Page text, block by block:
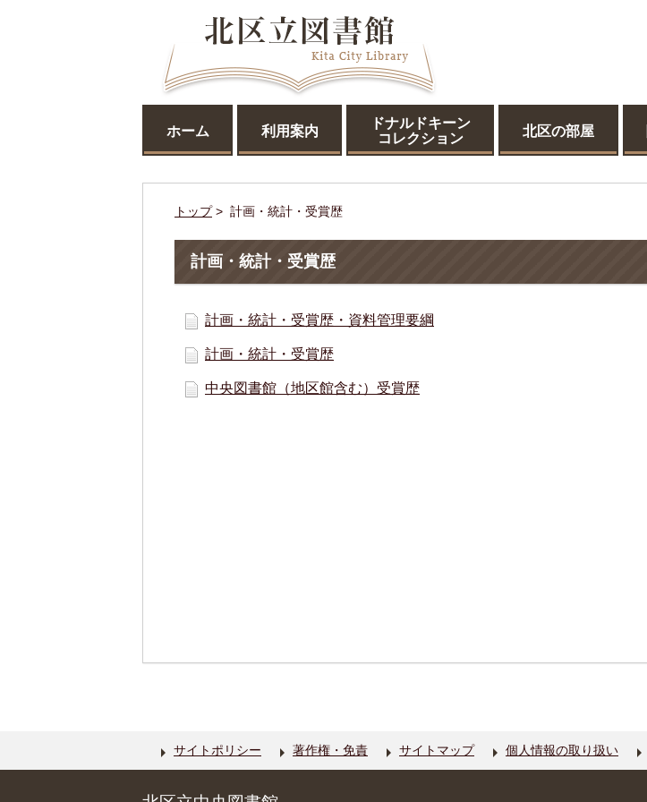
ホーム 利用案内
ドナルドキーン
コレクション
北区の部屋
トップ> 計画・統計・受賞歴
計画・統計・受賞歴
計画・統計・受賞歴・資料管理要綱
計画・統計・受賞歴
中央図書館（地区館含む）受賞歴
サイトポリシー 著作権・免責 サイトマップ 個人情報の取り扱い